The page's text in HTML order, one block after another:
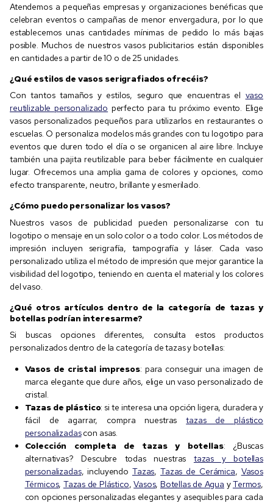
Atendemos a pequeñas empresas y organizaciones benéficas que
celebran eventos o campañas de menor envergadura, por lo que
establecemos unas cantidades mínimas de pedido lo más bajas
posible. Muchos de nuestros vasos publicitarios están disponibles
en cantidades a partir de 10 o de 25 unidades.
¿Qué estilos de vasos serigrafiados ofrecéis?
Con tantos tamaños y estilos, seguro que encuentras el vaso
reutilizable personalizado perfecto para tu próximo evento. Elige
vasos personalizados pequeños para utilizarlos en restaurantes o
escuelas. O personaliza modelos más grandes con tu logotipo para
eventos que duren todo el día o se organicen al aire libre. Incluye
también una pajita reutilizable para beber fácilmente en cualquier
lugar. Ofrecemos una amplia gama de colores y opciones, como
efecto transparente, neutro, brillante y esmerilado.
¿Cómo puedo personalizar los vasos?
Nuestros vasos de publicidad pueden personalizarse con tu
logotipo o mensaje en un solo color o a todo color. Los métodos de
impresión incluyen serigrafía, tampografía y láser. Cada vaso
personalizado utiliza el método de impresión que mejor garantice la
visibilidad del logotipo, teniendo en cuenta el material y los colores
del vaso.
¿Qué otros artículos dentro de la categoría de tazas y
botellas podrían interesarme?
Si buscas opciones diferentes, consulta estos productos
personalizados dentro de la categoría de tazas y botellas:
Vasos de cristal impresos: para conseguir una imagen de
marca elegante que dure años, elige un vaso personalizado de
cristal.
Tazas de plástico: si te interesa una opción ligera, duradera y
fácil de agarrar, compra nuestrastazas de plástico
personalizadascon asas.
Colección completa de tazas y botellas: ¿Buscas
alternativas? Descubre todas nuestras tazas y botellas
personalizadas, incluyendo Tazas,Tazas de Cerámica, Vasos
Térmicos, Tazas de Plástico,Vasos, Botellas de Agua yTermos,
con opciones personalizadas elegantes y asequibles para cada